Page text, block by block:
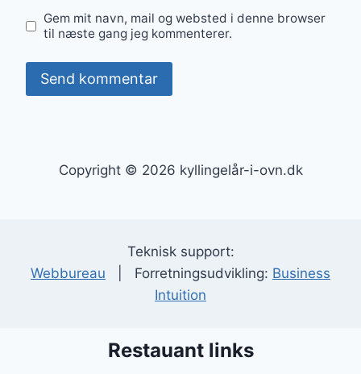
Gem mit navn, mail og websted i denne browser
til næste gang jeg kommenterer.
Copyright © 2026 kyllingelår-i-ovn.dk
Teknisk support:
Webbureau | Forretningsudvikling: Business
Intuition
Restauant links